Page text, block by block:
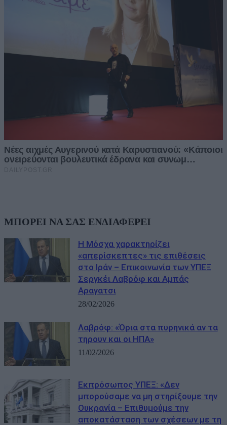
ΜΠΟΡΕΙ ΝΑ ΣΑΣ ΕΝΔΙΑΦΕΡΕΙ
H Μόσχα χαρακτηρίζει
«απερίσκεπτες» τις επιθέσεις
στο Ιράν – Επικοινωνία των ΥΠΕΞ
Σεργκέι Λαβρόφ και Αμπάς
Αραγατσι
28/02/2026
Λαβρόφ: «Όρια στα πυρηνικά αν τα
τηρουν και οι ΗΠΑ»
11/02/2026
Εκπρόσωπος ΥΠΕΞ: «Δεν
μπορούσαμε να μη στηρίξουμε την
Ουκρανία – Επιθυμούμε την
αποκατάσταση των σχέσεων με τη